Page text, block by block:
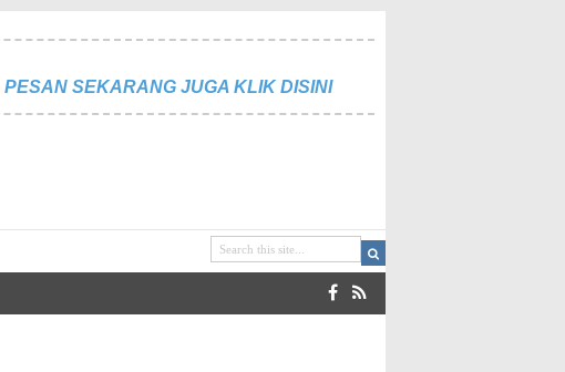
PESAN SEKARANG JUGA KLIK DISINI